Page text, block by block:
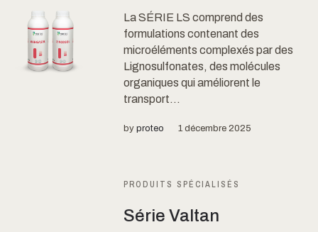
La SÉRIE LS comprend des
formulations contenant des
microéléments complexés par des
Lignosulfonates, des molécules
organiques qui améliorent le
transport...
byproteo 1 décembre 2025
PRODUITS SPÉCIALISÉS
Série Valtan